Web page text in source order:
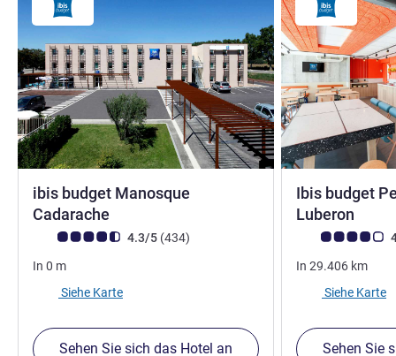
ibis budget Manosque
Cadarache
Note Kundenmeinungen (Bewertung ALL)
4.3/5 (434Bewertungen
)
In 0 m
Siehe Karte
Sehen Sie sich das Hotel an
Ibis budget
Luberon
Note
In 29.406 km
Siehe Karte
Sehen Sie